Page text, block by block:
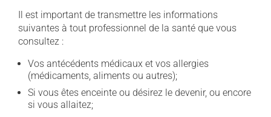
Il est important de transmettre les informations
suivantes à tout professionnel de la santé que vous
consultez :
Vos antécédents médicaux et vos allergies
(médicaments, aliments ou autres);
Si vous êtes enceinte ou désirez le devenir, ou encore
si vous allaitez;